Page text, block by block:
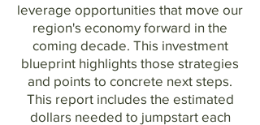
leverage opportunities that move our
region's economy forward in the
coming decade. This investment
blueprint highlights those strategies
and points to concrete next steps.
This report includes the estimated
dollars needed to jumpstart each